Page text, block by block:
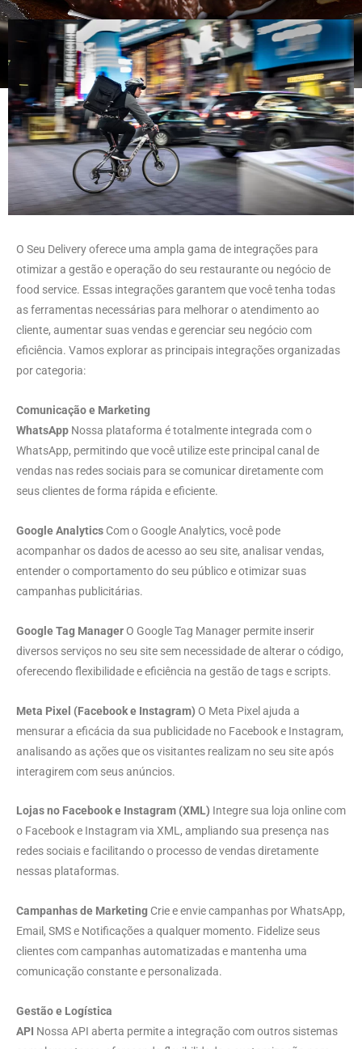
O Seu Delivery oferece uma ampla gama de integrações para
otimizar a gestão e operação do seu restaurante ou negócio de
food service. Essas integrações garantem que você tenha todas
as ferramentas necessárias para melhorar o atendimento ao
cliente, aumentar suas vendas e gerenciar seu negócio com
eficiência. Vamos explorar as principais integrações organizadas
por categoria:
Comunicação e Marketing
WhatsApp Nossa plataforma é totalmente integrada com o
WhatsApp, permitindo que você utilize este principal canal de
vendas nas redes sociais para se comunicar diretamente com
seus clientes de forma rápida e eficiente.
Google Analytics Com o Google Analytics, você pode
acompanhar os dados de acesso ao seu site, analisar vendas,
entender o comportamento do seu público e otimizar suas
campanhas publicitárias.
Google Tag Manager O Google Tag Manager permite inserir
diversos serviços no seu site sem necessidade de alterar o código,
oferecendo flexibilidade e eficiência na gestão de tags e scripts.
Meta Pixel (Facebook e Instagram) O Meta Pixel ajuda a
mensurar a eficácia da sua publicidade no Facebook e Instagram,
analisando as ações que os visitantes realizam no seu site após
interagirem com seus anúncios.
Lojas no Facebook e Instagram (XML) Integre sua loja online com
o Facebook e Instagram via XML, ampliando sua presença nas
redes sociais e facilitando o processo de vendas diretamente
nessas plataformas.
Campanhas de Marketing Crie e envie campanhas por WhatsApp,
Email, SMS e Notificações a qualquer momento. Fidelize seus
clientes com campanhas automatizadas e mantenha uma
comunicação constante e personalizada.
Gestão e Logística
API Nossa API aberta permite a integração com outros sistemas